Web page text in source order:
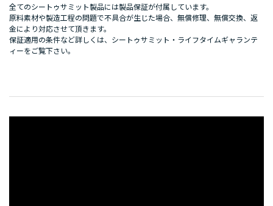
全てのシートゥサミット製品には製品保証が付属しています。
原料素材や製造工程の問題で不具合が生じた場合、無償修理、無償交換、返
金により対応させて頂きます。
保証適用の条件など詳しくは、 シートゥサミット・ライフタイムギャランテ
ィーをご覧下さい。